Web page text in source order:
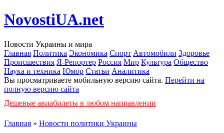
NovostiUA.net
Новости Украины и мира
Главная Политика Экономика Спорт Автомобили Здоровье
Происшествия Я-Репортер Россия Мир Культура Общество
Наука и техника Юмор Статьи Аналитика
Вы просматриваете мобильную версию сайта. Перейти на
полную версию сайта
Дешевые авиабилеты в любом направлении
Главная » Новости политики Украины